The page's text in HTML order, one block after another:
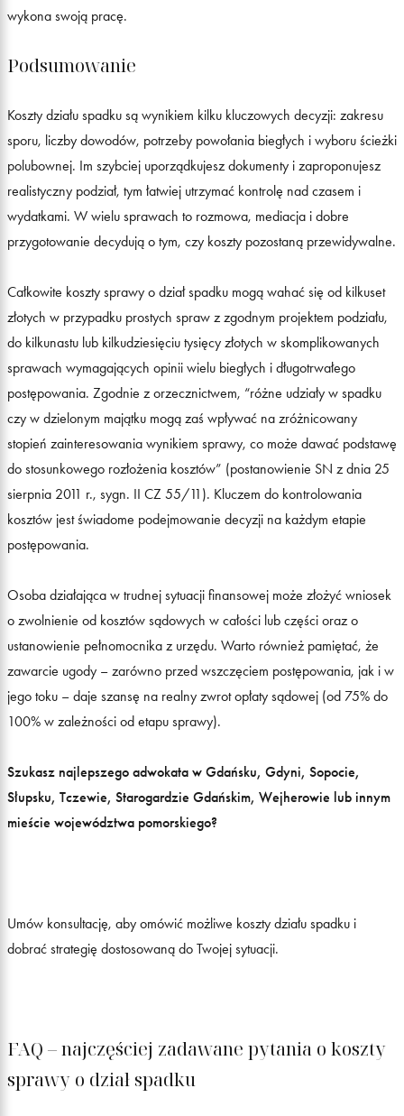
wykona swoją pracę.
Podsumowanie
Koszty działu spadku są wynikiem kilku kluczowych decyzji: zakresu
sporu, liczby dowodów, potrzeby powołania biegłych i wyboru ścieżki
polubownej. Im szybciej uporządkujesz dokumenty i zaproponujesz
realistyczny podział, tym łatwiej utrzymać kontrolę nad czasem i
wydatkami. W wielu sprawach to rozmowa, mediacja i dobre
przygotowanie decydują o tym, czy koszty pozostaną przewidywalne.
Całkowite koszty sprawy o dział spadku mogą wahać się od kilkuset
złotych w przypadku prostych spraw z zgodnym projektem podziału,
do kilkunastu lub kilkudziesięciu tysięcy złotych w skomplikowanych
sprawach wymagających opinii wielu biegłych i długotrwałego
postępowania. Zgodnie z orzecznictwem, “różne udziały w spadku
czy w dzielonym majątku mogą zaś wpływać na zróżnicowany
stopień zainteresowania wynikiem sprawy, co może dawać podstawę
do stosunkowego rozłożenia kosztów” (postanowienie SN z dnia 25
sierpnia 2011 r., sygn. II CZ 55/11). Kluczem do kontrolowania
kosztów jest świadome podejmowanie decyzji na każdym etapie
postępowania.
Osoba działająca w trudnej sytuacji finansowej może złożyć wniosek
o zwolnienie od kosztów sądowych w całości lub części oraz o
ustanowienie pełnomocnika z urzędu. Warto również pamiętać, że
zawarcie ugody – zarówno przed wszczęciem postępowania, jak i w
jego toku – daje szansę na realny zwrot opłaty sądowej (od 75% do
100% w zależności od etapu sprawy).
Szukasz najlepszego adwokata w Gdańsku, Gdyni, Sopocie,
Słupsku, Tczewie, Starogardzie Gdańskim, Wejherowie lub innym
mieście województwa pomorskiego?
Umów konsultację, aby omówić możliwe koszty działu spadku i
dobrać strategię dostosowaną do Twojej sytuacji.
FAQ – najczęściej zadawane pytania o koszty
sprawy o dział spadku